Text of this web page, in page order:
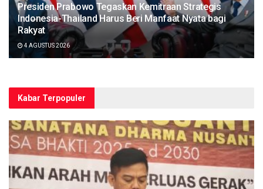
Presiden Prabowo Tegaskan Kemitraan Strategis
Indonesia-Thailand Harus Beri Manfaat Nyata bagi
Rakyat
4 AGUSTUS 2026
Kabar Terpopuler